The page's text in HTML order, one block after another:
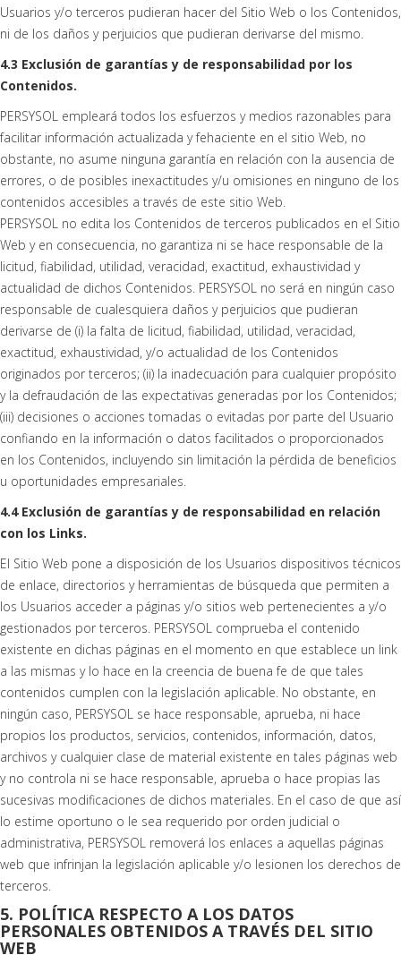
Usuarios y/o terceros pudieran hacer del Sitio Web o los Contenidos,
ni de los daños y perjuicios que pudieran derivarse del mismo.
4.3 Exclusión de garantías y de responsabilidad por los
Contenidos.
PERSYSOL empleará todos los esfuerzos y medios razonables para
facilitar información actualizada y fehaciente en el sitio Web, no
obstante, no asume ninguna garantía en relación con la ausencia de
errores, o de posibles inexactitudes y/u omisiones en ninguno de los
contenidos accesibles a través de este sitio Web.
PERSYSOL no edita los Contenidos de terceros publicados en el Sitio
Web y en consecuencia, no garantiza ni se hace responsable de la
licitud, fiabilidad, utilidad, veracidad, exactitud, exhaustividad y
actualidad de dichos Contenidos. PERSYSOL no será en ningún caso
responsable de cualesquiera daños y perjuicios que pudieran
derivarse de (i) la falta de licitud, fiabilidad, utilidad, veracidad,
exactitud, exhaustividad, y/o actualidad de los Contenidos
originados por terceros; (ii) la inadecuación para cualquier propósito
y la defraudación de las expectativas generadas por los Contenidos;
(iii) decisiones o acciones tomadas o evitadas por parte del Usuario
confiando en la información o datos facilitados o proporcionados
en los Contenidos, incluyendo sin limitación la pérdida de beneficios
u oportunidades empresariales.
4.4 Exclusión de garantías y de responsabilidad en relación
con los Links.
El Sitio Web pone a disposición de los Usuarios dispositivos técnicos
de enlace, directorios y herramientas de búsqueda que permiten a
los Usuarios acceder a páginas y/o sitios web pertenecientes a y/o
gestionados por terceros. PERSYSOL comprueba el contenido
existente en dichas páginas en el momento en que establece un link
a las mismas y lo hace en la creencia de buena fe de que tales
contenidos cumplen con la legislación aplicable. No obstante, en
ningún caso, PERSYSOL se hace responsable, aprueba, ni hace
propios los productos, servicios, contenidos, información, datos,
archivos y cualquier clase de material existente en tales páginas web
y no controla ni se hace responsable, aprueba o hace propias las
sucesivas modificaciones de dichos materiales. En el caso de que así
lo estime oportuno o le sea requerido por orden judicial o
administrativa, PERSYSOL removerá los enlaces a aquellas páginas
web que infrinjan la legislación aplicable y/o lesionen los derechos de
terceros.
5. POLÍTICA RESPECTO A LOS DATOS
PERSONALES OBTENIDOS A TRAVÉS DEL SITIO
WEB